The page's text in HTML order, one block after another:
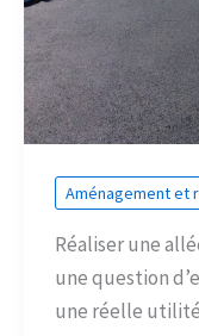
Aménagement et
Réaliser une
une question
une réelle